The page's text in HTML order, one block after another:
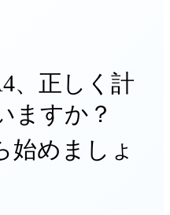
、正しく計
ますか？
始めましょ